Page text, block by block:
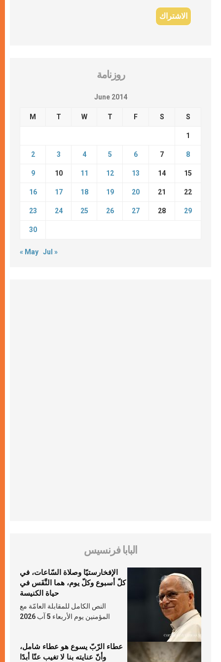
روزنامة
June 2014
M T W T F S S
1
2 3 4 5 6 7 8
9 10 11 12 13 14 15
16 17 18 19 20 21 22
23 24 25 26 27 28 29
30
« May Jul »
البابا فرنسيس
الإفخارستيّا وصلاة السّاعات، في
كلّ أسبوع وكلّ يوم، هما النَّفَس في
حياة الكنيسة
النص الكامل للمقابلة العامّة مع
المؤمنين يوم الأربعاء 5 آب 2026
عطاء الرّبّ يسوع هو عطاء شامل،
وأنّ عنايته بنا لا تغيب عنّا أبدًا